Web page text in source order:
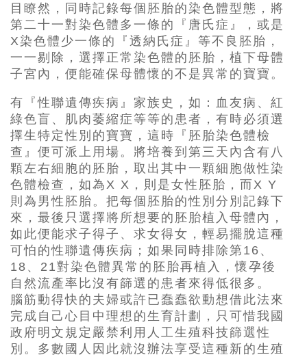
目瞭然，同時記錄每個胚胎的染色體型態，將
第二十一對染色體多一條的『唐氏症』，或是
X染色體少一條的『透納氏症』等不良胚胎，
一一剔除，選擇正常染色體的胚胎，植下母體
子宮內，便能確保母體懷的不是異常的寶寶。
有『性聯遺傳疾病』家族史，如：血友病、紅
綠色盲、肌肉萎縮症等等的患者，有時必須選
擇生特定性別的寶寶，這時『胚胎染色體檢
查』便可派上用場。將培養到第三天內含有八
顆左右細胞的胚胎，取出其中一顆細胞做性染
色體檢查，如為X X，則是女性胚胎，而X Y
則為男性胚胎。把每個胚胎的性別分別記錄下
來，最後只選擇將所想要的胚胎植入母體內，
如此便能求子得子、求女得女，輕易擺脫這種
可怕的性聯遺傳疾病；如果同時排除第16、
18、21對染色體異常的胚胎再植入，懷孕後
自然流產率比沒有篩選的患者來得低很多。
腦筋動得快的夫婦或許已蠢蠢欲動想借此法來
完成自己心目中理想的生育計劃，只可惜我國
政府明文規定嚴禁利用人工生殖科技篩選性
別。多數國人因此就沒辦法享受這種新的生殖